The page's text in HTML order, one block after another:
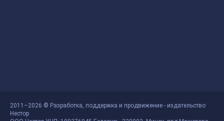
2011–2026 © Разработка, поддержка и продвижение - издательство
Нестор